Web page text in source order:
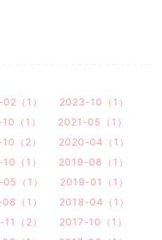
（1）
2023-10（1）
（1）
2021-05（1）
（2）
2020-04（1）
（1）
2019-08（1）
（1）
2019-01（1）
（1）
2018-04（1）
（2）
2017-10（1）